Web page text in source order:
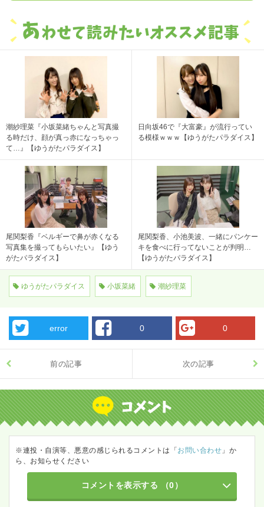
潮紗理菜『小坂菜緒ちゃんと写真撮
る時だけ、顔が真っ赤になっちゃっ
て…』【ゆうがたパラダイス】
日向坂46で『大富豪』が流行ってい
る模様ｗｗｗ【ゆうがたパラダイス】
尾関梨香『ベルギーで鼻が赤くなる
写真集を撮ってもらいたい』【ゆう
がたパラダイス】
尾関梨香、小池美波、一緒にパンケー
キを食べに行ってないことが判明…
【ゆうがたパラダイス】
ゆうがたパラダイス 小坂菜緒 潮紗理菜
error 0 0
前の記事 次の記事
※連投・自演等、悪意の感じられるコメントは「お問い合わせ 」か
ら、お知らせください
コメントを表示する （0）